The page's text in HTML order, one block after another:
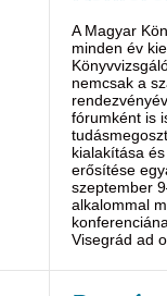
A Magyar
minden év
nemcsak a
fórumként is
kialakítása
erősítése
szeptember
alkalommal
Visegrád ad